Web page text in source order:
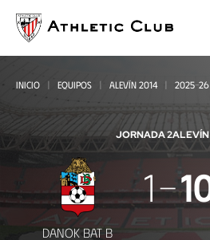
contenido
principal
INICIO EQUIPOS ALEVÍN 2014 2025-26
JORNADA 2ALEVÍN
Danok
Bat
DANOK BAT B
1